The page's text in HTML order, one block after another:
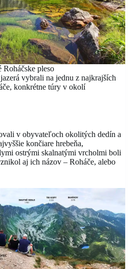
Roháčske pleso
vybrali na jednu z najkrajších
konkrétne túry v okolí
v obyvateľoch okolitých dedín a
končiare hrebeňa,
ostrými skalnatými vrcholmi boli
aj ich názov – Roháče, alebo